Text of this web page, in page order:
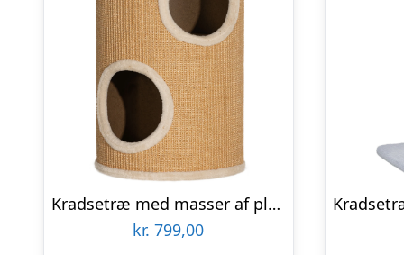
Kradsetræ med masser af plads, plysbetræk, sisaloverflade, 35 x 60h cm, brun-beige, 10 kg
kr. 799,00